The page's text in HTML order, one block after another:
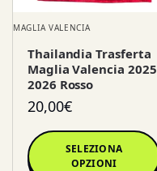
MAGLIA VALENCIA
Thailandia Trasferta
Maglia Valencia 2025
2026 Rosso
20,00€
SELEZIONA
OPZIONI